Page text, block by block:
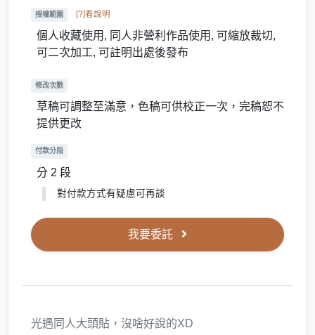
授權範圍 [?]看說明
個人收藏使用, 同人非營利作品使用, 可縮放裁切,
可二次加工, 可註明出處後發布
修改次數
草稿可調整至滿意，色稿可供校正一次，完稿恕不
提供更改
付款分段
分 2 段
對付款方式有疑慮可再談
我要委託
光遇同人大頭貼，沒啥好說的XD